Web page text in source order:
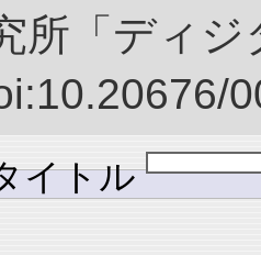
所「ディ
イトル